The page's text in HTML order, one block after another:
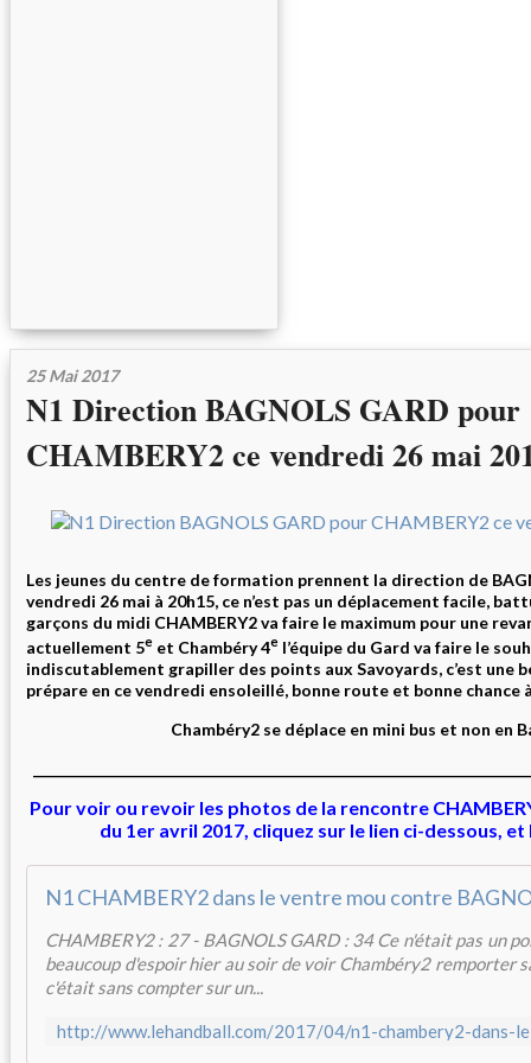
25 Mai 2017
N1 Direction BAGNOLS GARD pour
CHAMBERY2 ce vendredi 26 mai
Les jeunes du centre de formation prennent la direction de
vendredi 26 mai à 20h15, ce n’est pas un déplacement facile,
garçons du midi CHAMBERY2 va faire le maximum pour une
actuellement 5e et Chambéry 4e l’équipe du Gard va faire le
indiscutablement grapiller des points aux Savoyards, c’est une
prépare en ce vendredi ensoleillé, bonne route et bonne chance
Chambéry2 se déplace en mini bus et non en
Pour voir ou revoir les photos de la rencontre
du 1er avril 2017, cliquez sur le lien ci-dessous,
CHAMBERY2 : 27 - BAGNOLS GARD : 34 Ce n'était pas un
beaucoup d'espoir hier au soir de voir Chambéry2 remporter
c'était sans compter sur un...